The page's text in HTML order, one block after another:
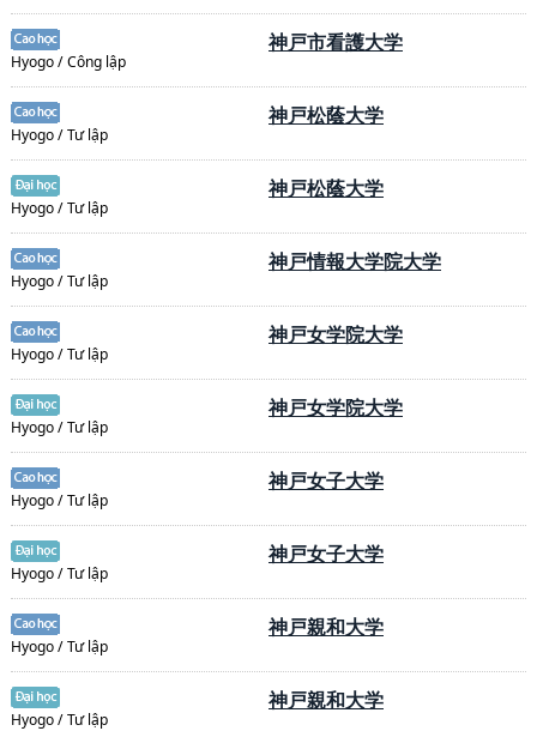
Hyogo / Công lập
神戸市看護大学
Hyogo / Tư lập
神戸松蔭大学
Hyogo / Tư lập
神戸松蔭大学
Hyogo / Tư lập
神戸情報大学院大学
Hyogo / Tư lập
神戸女学院大学
Hyogo / Tư lập
神戸女学院大学
Hyogo / Tư lập
神戸女子大学
Hyogo / Tư lập
神戸女子大学
Hyogo / Tư lập
神戸親和大学
Hyogo / Tư lập
神戸親和大学